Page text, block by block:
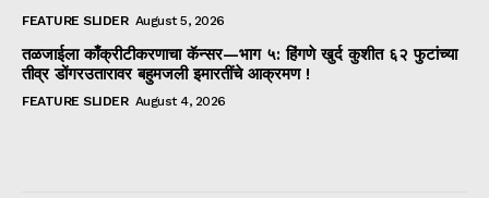
FEATURE SLIDER August 5, 2026
तळजाईला काँक्रीटीकरणाचा कॅन्सर—भाग ५: हिंगणे खुर्द कुशीत ६२ फुटांच्या
तीव्र डोंगरउतारावर बहुमजली इमारतींचे आक्रमण !
FEATURE SLIDER August 4, 2026